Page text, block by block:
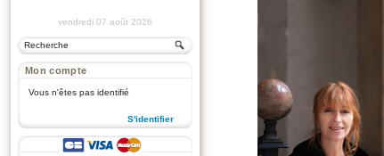
vendredi 07 août 2026
Mon compte
Vous n'êtes pas identifié
S'identifier